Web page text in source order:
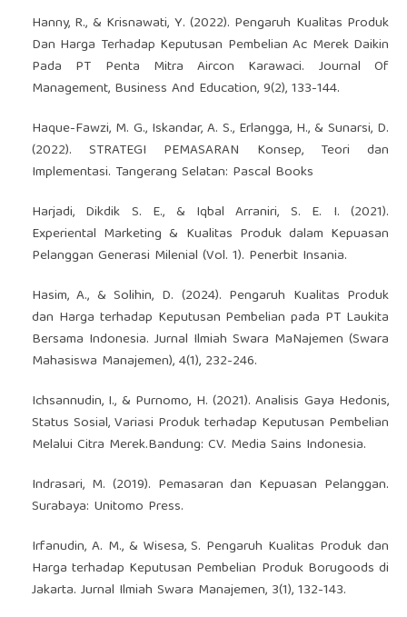
Hanny, R., & Krisnawati, Y. (2022). Pengaruh Kualitas Produk
Dan Harga Terhadap Keputusan Pembelian Ac Merek Daikin
Pada PT Penta Mitra Aircon Karawaci. Journal Of
Management, Business And Education, 9(2), 133-144.
Haque-Fawzi, M. G., Iskandar, A. S., Erlangga, H., & Sunarsi, D.
(2022). STRATEGI PEMASARAN Konsep, Teori dan
Implementasi. Tangerang Selatan: Pascal Books
Harjadi, Dikdik S. E., & Iqbal Arraniri, S. E. I. (2021).
Experiental Marketing & Kualitas Produk dalam Kepuasan
Pelanggan Generasi Milenial (Vol. 1). Penerbit Insania.
Hasim, A., & Solihin, D. (2024). Pengaruh Kualitas Produk
dan Harga terhadap Keputusan Pembelian pada PT Laukita
Bersama Indonesia. Jurnal Ilmiah Swara MaNajemen (Swara
Mahasiswa Manajemen), 4(1), 232-246.
Ichsannudin, I., & Purnomo, H. (2021). Analisis Gaya Hedonis,
Status Sosial, Variasi Produk terhadap Keputusan Pembelian
Melalui Citra Merek.Bandung: CV. Media Sains Indonesia.
Indrasari, M. (2019). Pemasaran dan Kepuasan Pelanggan.
Surabaya: Unitomo Press.
Irfanudin, A. M., & Wisesa, S. Pengaruh Kualitas Produk dan
Harga terhadap Keputusan Pembelian Produk Borugoods di
Jakarta. Jurnal Ilmiah Swara Manajemen, 3(1), 132-143.